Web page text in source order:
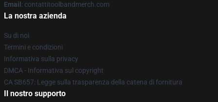
Email : contattitoolbandmerch.com
La nostra azienda
Su di noi
Termini e condizioni
Informativa sulla privacy
DMCA - Informativa sul copyright
CA SB657: Legge sulla trasparenza della catena di fornitura
Il nostro supporto